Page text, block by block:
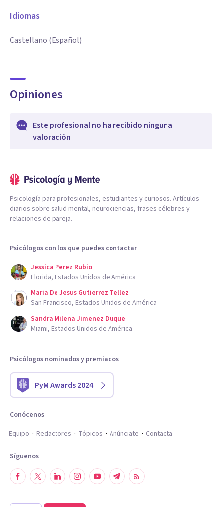
Idiomas
Castellano (Español)
Opiniones
Este profesional no ha recibido ninguna
valoración
Psicología para profesionales, estudiantes y curiosos. Artículos
diarios sobre salud mental, neurociencias, frases célebres y
relaciones de pareja.
Psicólogos con los que puedes contactar
Jessica Perez Rubio
Florida, Estados Unidos de América
Maria De Jesus Gutierrez Tellez
San Francisco, Estados Unidos de América
Sandra Milena Jimenez Duque
Miami, Estados Unidos de América
Psicólogos nominados y premiados
PyM Awards 2024
Conócenos
Equipo
Redactores Tópicos Anúnciate Contacta
Síguenos